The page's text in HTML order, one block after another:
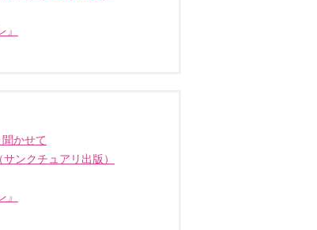
かせて
ンクチュアリ出版）